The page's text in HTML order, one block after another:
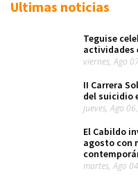
Ultimas noticias
Teguise
actividades
viernes, Ago
II Carrera
del suicidio
jueves, Ago
El Cabildo
agosto con
martes, Ago